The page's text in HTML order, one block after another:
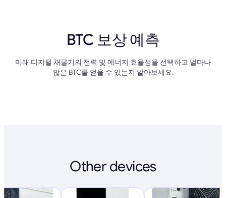
BTC 보상 예측
미래 디지털 채굴기의 전력 및 에너지 효율성을 선택하고 얼마나
많은 BTC를 얻을 수 있는지 알아보세요.
Other devices